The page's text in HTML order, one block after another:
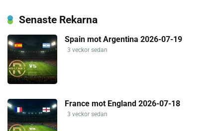
Senaste Rekarna
Spain mot Argentina 2026-07-19
3 veckor sedan
France mot England 2026-07-18
3 veckor sedan